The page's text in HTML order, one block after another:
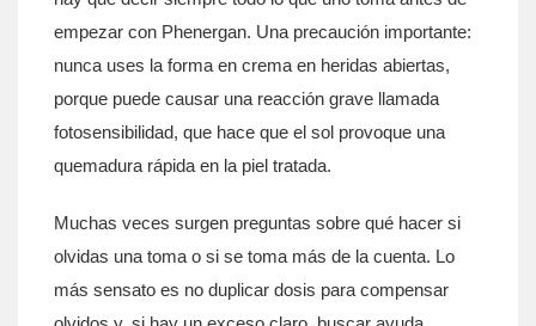
empezar con Phenergan. Una precaución importante:
nunca uses la forma en crema en heridas abiertas,
porque puede causar una reacción grave llamada
fotosensibilidad, que hace que el sol provoque una
quemadura rápida en la piel tratada.
Muchas veces surgen preguntas sobre qué hacer si
olvidas una toma o si se toma más de la cuenta. Lo
más sensato es no duplicar dosis para compensar